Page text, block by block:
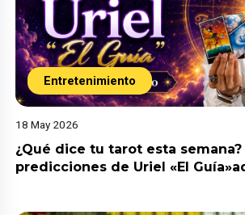
Entretenimiento
18 May 2026
¿Qué dice tu tarot esta
predicciones de Uriel «El